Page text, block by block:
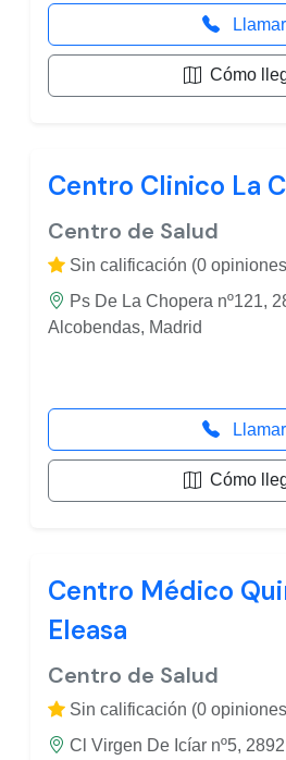
Llamar
Cómo
Centro Clinico La
Centro de Salud
Sin calificación (0
Ps De La Chopera nº121,
Alcobendas, Madrid
Llamar
Cómo
Centro Médico
Eleasa
Centro de Salud
Sin calificación (0
Cl Virgen De Icíar nº5,